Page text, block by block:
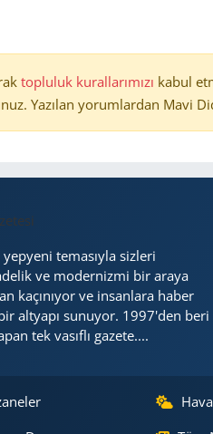
topluluk kurallarımızı kabul
Yazılan yorumlardan Mavi
temasıyla sizleri
ve modernizmi bir araya
kaçınıyor ve insanlara haber
altyapı sunuyor. 1997'den beri
tek vasıflı gazete....